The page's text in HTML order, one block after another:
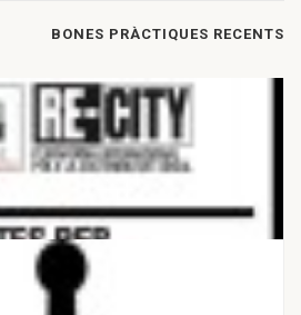
BONES PRÀCTIQUES RECENTS